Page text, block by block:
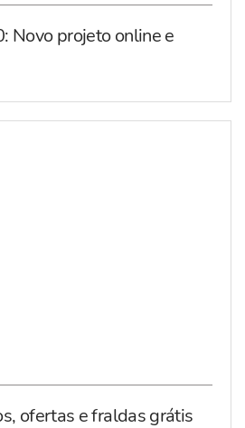
Novo projeto online e
ofertas e fraldas grátis